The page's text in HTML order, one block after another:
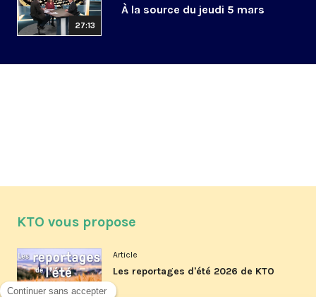
27:13
À la source du jeudi 5 mars
KTO vous propose
Article
Les reportages d'été 2026 de KTO